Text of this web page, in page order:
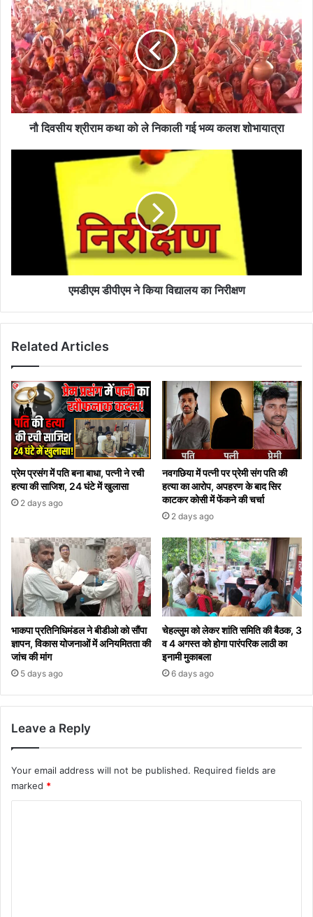
दिवसीय
श्रीराम
कथा
को
ले
निकाली
गई
भव्य
कलशनौ दिवसीय श्रीराम कथा को ले निकाली गई भव्य कलश शोभायात्रा
एमडीएम डीपीएम ने किया विद्यालय का निरीक्षण
Related Articles
प्रेम प्रसंग में पति बना बाधा, पत्नी ने रची
हत्या की साजिश, 24 घंटे में खुलासा
2 days ago
नवगछिया में पत्नी पर प्रेमी संग पति की
हत्या का आरोप, अपहरण के बाद सिर
काटकर कोसी में फेंकने की चर्चा
2 days ago
भाकपा प्रतिनिधिमंडल ने बीडीओ को सौंपा
ज्ञापन, विकास योजनाओं में अनियमितता की
जांच की मांग
5 days ago
चेहल्लुम को लेकर शांति समिति की बैठक, 3
व 4 अगस्त को होगा पारंपरिक लाठी का
इनामी मुकाबला
6 days ago
Leave a Reply
Your email address will not be published. Required fields are
marked *